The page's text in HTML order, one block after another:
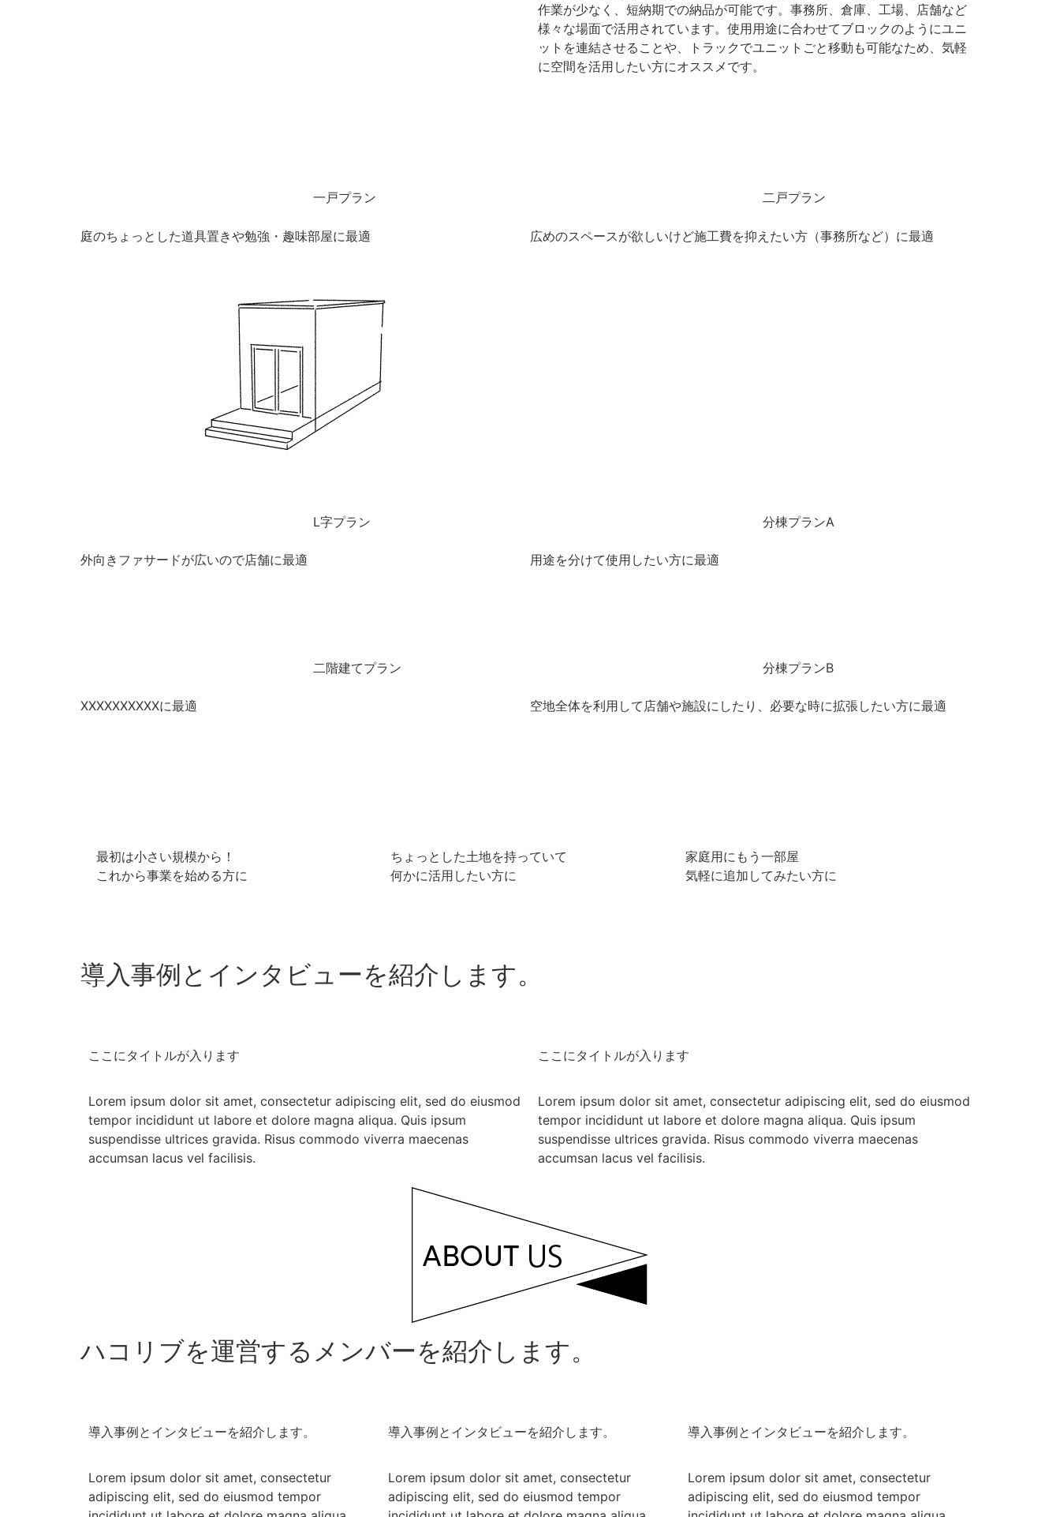
作業が少なく、短納期での納品が可能です。事務所、倉庫、工場、店舗など
様々な場面で活用されています。使用用途に合わせてブロックのようにユニ
ットを連結させることや、トラックでユニットごと移動も可能なため、気軽
に空間を活用したい方にオススメです。
一戸プラン
庭のちょっとした道具置きや勉強・趣味部屋に最適
二戸プラン
広めのスペースが欲しいけど施工費を抑えたい方（事務所など）に最適
L字プラン
外向きファサードが広いので店舗に最適
分棟プランA
用途を分けて使用したい方に最適
二階建てプラン
XXXXXXXXXXに最適
分棟プランB
空地全体を利用して店舗や施設にしたり、必要な時に拡張したい方に最適
最初は小さい規模から！
これから事業を始める方に
ちょっとした土地を持っていて
何かに活用したい方に
家庭用にもう一部屋
気軽に追加してみたい方に
導入事例とインタビューを紹介します。
ここにタイトルが入ります
Lorem ipsum dolor sit amet, consectetur adipiscing elit, sed do eiusmod
tempor incididunt ut labore et dolore magna aliqua. Quis ipsum
suspendisse ultrices gravida. Risus commodo viverra maecenas
accumsan lacus vel facilisis.
ここにタイトルが入ります
Lorem ipsum dolor sit amet, consectetur adipiscing elit, sed do eiusmod
tempor incididunt ut labore et dolore magna aliqua. Quis ipsum
suspendisse ultrices gravida. Risus commodo viverra maecenas
accumsan lacus vel facilisis.
ハコリブを運営するメンバーを紹介します。
導入事例とインタビューを紹介します。
Lorem ipsum dolor sit amet, consectetur
adipiscing elit, sed do eiusmod tempor
導入事例とインタビューを紹介します。
Lorem ipsum dolor sit amet, consectetur
adipiscing elit, sed do eiusmod tempor
導入事例とインタビューを紹介します。
Lorem ipsum dolor sit amet, consectetur
adipiscing elit, sed do eiusmod tempor